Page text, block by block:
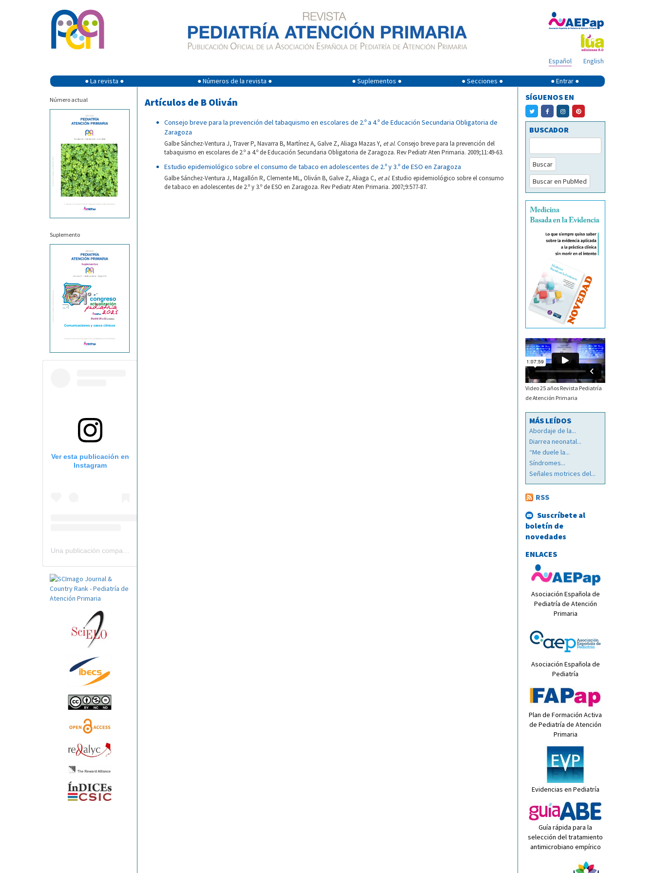
English
Español
● La revista ● ● Números de la revista ● ● Suplementos ● ● Secciones ● ● Entrar ●
Número actual
Suplemento
Ver esta publicación en
Instagram
Artículos de B Oliván
Consejo breve para la prevención del tabaquismo en escolares de 2.º a 4.º de Educación Secundaria Obligatoria de
Zaragoza
Galbe Sánchez-Ventura J, Traver P, Navarra B, Martínez A, Galve Z, Aliaga Mazas Y, et al. Consejo breve para la prevención del
tabaquismo en escolares de 2.º a 4.º de Educación Secundaria Obligatoria de Zaragoza. Rev Pediatr Aten Primaria. 2009;11:49-63.
Estudio epidemiológico sobre el consumo de tabaco en adolescentes de 2.º y 3.º de ESO en Zaragoza
Galbe Sánchez-Ventura J, Magallón R, Clemente ML, Oliván B, Galve Z, Aliaga C, et al. Estudio epidemiológico sobre el consumo
de tabaco en adolescentes de 2.º y 3.º de ESO en Zaragoza. Rev Pediatr Aten Primaria. 2007;9:577-87.
SÍGUENOS EN
BUSCADOR
Buscar
Buscar en PubMed
Video 25 años Revista Pediatría
de Atención Primaria
MÁS LEÍDOS
Abordaje de la...
Diarrea neonatal...
“Me duele la...
Síndromes...
Señales motrices del...
RSS
Suscríbete al
boletín de
novedades
ENLACES
Asociación Española de
Pediatría de Atención
Primaria
Asociación Española de
Pediatría
Plan de Formación Activa
de Pediatría de Atención
Primaria
Evidencias en Pediatría
Guía rápida para la
selección del tratamiento
antimicrobiano empírico